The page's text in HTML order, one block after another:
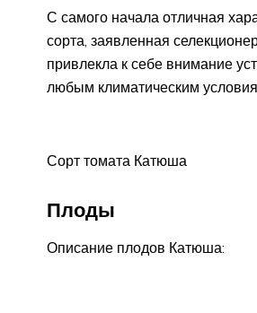
С самого начала отличная
сорта, заявленная
привлекла к себе внимание
любым климатическим
Сорт томата Катюша
Плоды
Описание плодов Катюша: